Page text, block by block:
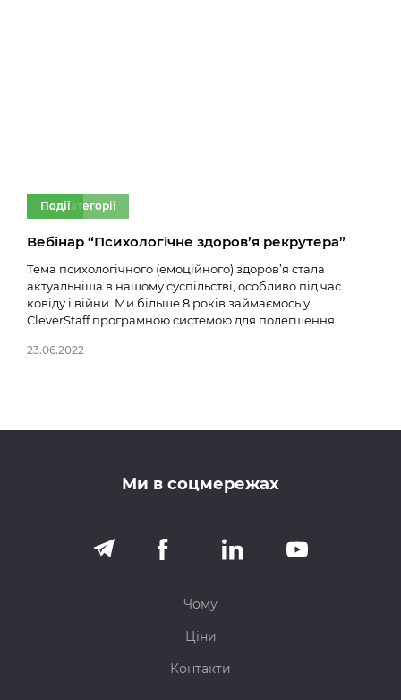
Без категорії
Події
Вебінар “Психологічне здоров’я рекрутера”
Тема психологічного (емоційного) здоров’я стала
актуальніша в нашому суспільстві, особливо під час
ковіду і війни. Ми більше 8 років займаємось у
CleverStaff програмною системою для полегшення ...
23.06.2022
Ми в соцмережах
Чому
Ціни
Контакти